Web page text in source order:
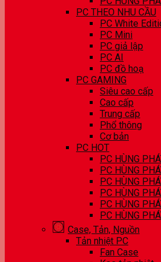
PC THEO NHU CẦU
PC White
PC Mini
PC giả lập
PC AI
PC đồ hoạ
PC GAMING
Siêu cao cấp
Cao cấp
Trung cấp
Phổ thông
Cơ bản
PC HOT
PC HÙNG
PC HÙNG
PC HÙNG
PC HÙNG
PC HÙNG
PC HÙNG
Case, Tản, Nguồn
Tản nhiệt PC
Fan Case